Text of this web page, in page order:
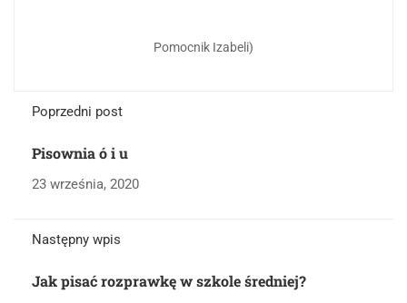
Pomocnik Izabeli)
Poprzedni post
Pisownia ó i u
23 września, 2020
Następny wpis
Jak pisać rozprawkę w szkole średniej?